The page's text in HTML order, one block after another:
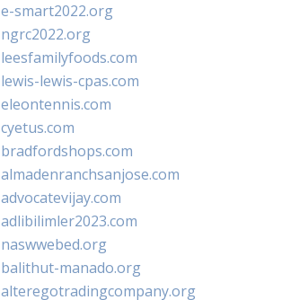
e-smart2022.org
ngrc2022.org
leesfamilyfoods.com
lewis-lewis-cpas.com
eleontennis.com
cyetus.com
bradfordshops.com
almadenranchsanjose.com
advocatevijay.com
adlibilimler2023.com
naswwebed.org
balithut-manado.org
alteregotradingcompany.org